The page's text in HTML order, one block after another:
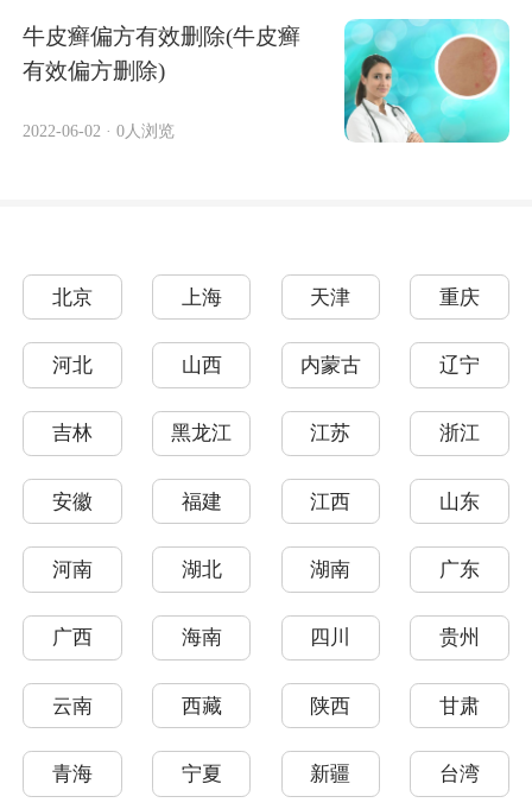
牛皮癣偏方有效删除(牛皮癣
有效偏方删除)
2022-06-02 · 0人浏览
北京 上海 天津 重庆
河北 山西 内蒙古 辽宁
吉林 黑龙江 江苏 浙江
安徽 福建 江西 山东
河南 湖北 湖南 广东
广西 海南 四川 贵州
云南 西藏 陕西 甘肃
青海 宁夏 新疆 台湾